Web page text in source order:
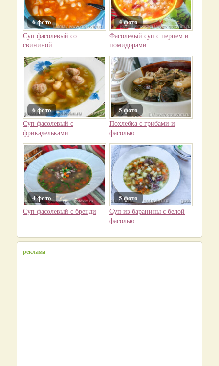
6 фото
Суп фасолевый со
свининой
4 фото
Фасолевый суп с перцем и
помидорами
6 фото
Суп фасолевый с
фрикадельками
5 фото
Похлебка с грибами и
фасолью
4 фото
Суп фасолевый с бренди
5 фото
Суп из баранины с белой
фасолью
реклама